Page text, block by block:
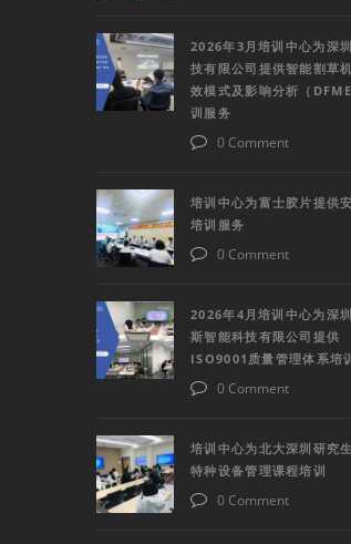
2026年3月培训中心为深
技有限公司提供智能割草
效模式及影响分析（
训服务
0 Comment
培训中心为富士胶片提供
培训服务
0 Comment
2026年4月培训中心为深
斯智能科技有限公司提供
ISO9001质量管理体系培
0 Comment
培训中心为北大深圳研究
特种设备管理课程培训
0 Comment